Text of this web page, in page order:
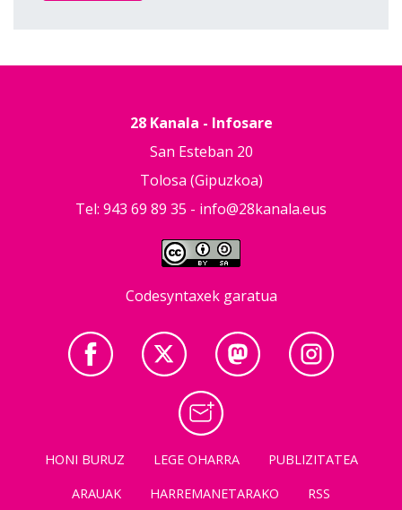
28 Kanala - Infosare
San Esteban 20
Tolosa (Gipuzkoa)
Tel: 943 69 89 35 - info@28kanala.eus
Codesyntaxek garatua
HONI BURUZ LEGE OHARRA
PUBLIZITATEA
ARAUAK
HARREMANETARAKO RSS